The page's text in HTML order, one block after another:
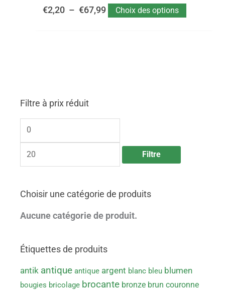
Filtre à prix réduit
P
m
a
Filtre
Choisir une catégorie de produits
Aucune catégorie de produit.
Étiquettes de produits
antik antique antique argent blanc bleu blumen
bougies bricolage brocante bronze brun couronne
€2,20 – €67,99 Choix des options